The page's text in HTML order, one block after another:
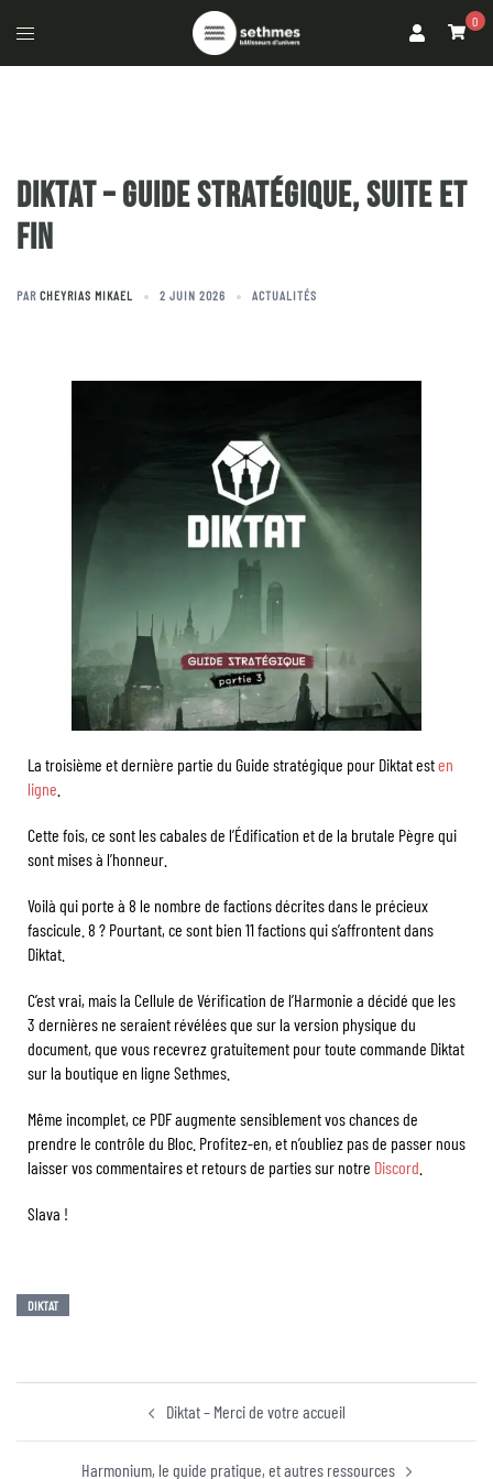
0
DIKTAT – GUIDE STRATÉGIQUE, SUITE ET
FIN
PAR CHEYRIAS MIKAEL 2 JUIN 2026 ACTUALITÉS
La troisième et dernière partie du Guide stratégique pour Diktat esten
ligne
Cette fois, ce sont les cabales de l’Édification et de la brutale Pègre qui
sont mises à l’honneur.
Voilà qui porte à 8 le nombre de factions décrites dans le précieux
fascicule. 8 ? Pourtant, ce sont bien 11 factions qui s’affrontent dans
Diktat.
C’est vrai, mais la Cellule de Vérification de l’Harmonie a décidé que les
3 dernières ne seraient révélées que sur la version physique du
document, que vous recevrez gratuitement pour toute commande Diktat
sur la boutique en ligne Sethmes.
Même incomplet, ce PDF augmente sensiblement vos chances de
prendre le contrôle du Bloc. Profitez-en, et n’oubliez pas de passer nous
laisser vos commentaires et retours de parties sur notre Discord
Slava !
DIKTAT
Diktat – Merci de votre accueil
Harmonium, le guide pratique, et autres ressources